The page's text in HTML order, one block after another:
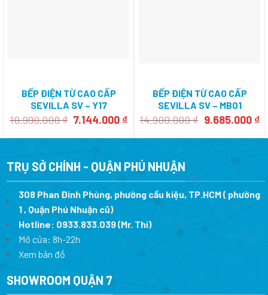
BẾP ĐIỆN TỪ CAO CẤP
SEVILLA SV – Y17
10.990.000₫ Giá
là:
7.144.000 ₫Giá
tại
7.144.000 ₫.
BẾP ĐIỆN TỪ CAO CẤP
SEVILLA SV – MB01
14.900.000₫ Giá
là:
9.685.000 ₫
TRỤ SỞ CHÍNH - QUẬN PHÚ NHUẬN
308 Phan Đình Phùng, phường cầu kiệu, TP.HCM ( phường
1 , Quận Phú Nhuận cũ)
Hotline: 0933.833.039(Mr. Thi)
Mở cửa: 8h-22h
Xem bản đồ
SHOWROOM QUẬN 7